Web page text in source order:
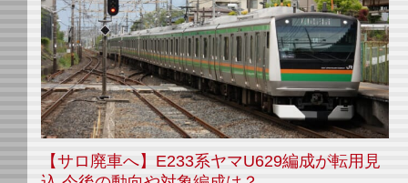
【サロ廃車へ】E233系ヤマU629編成が転用見